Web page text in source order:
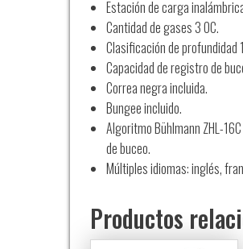
Estación de carga
Cantidad de gases 3 OC.
Clasificación de profundidad
Capacidad de registro de
Correa negra incluida.
Bungee incluido.
Algoritmo Bühlmann ZHL-
de buceo.
Múltiples idiomas: inglés,
Productos